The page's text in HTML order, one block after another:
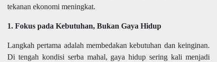
tekanan ekonomi meningkat.
1. Fokus pada Kebutuhan, Bukan Gaya Hidup
Langkah pertama adalah membedakan kebutuhan dan keinginan.
Di tengah kondisi serba mahal, gaya hidup sering kali menjadi